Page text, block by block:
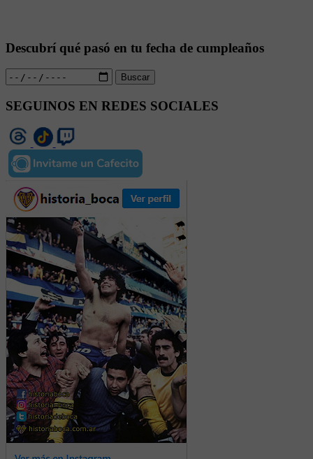
Descubrí qué pasó en tu fecha de cumpleaños
Buscar
SEGUINOS EN REDES SOCIALES